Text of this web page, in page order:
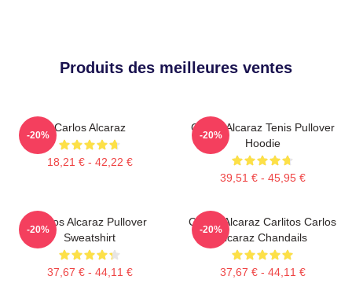
Produits des meilleures ventes
Carlos Alcaraz
18,21 € - 42,22 €
-20%
Carlos Alcaraz Tenis Pullover
Hoodie
39,51 € - 45,95 €
-20%
Carlos Alcaraz Pullover
Sweatshirt
37,67 € - 44,11 €
-20%
Carlos Alcaraz Carlitos Carlos
Alcaraz Chandails
37,67 € - 44,11 €
-20%